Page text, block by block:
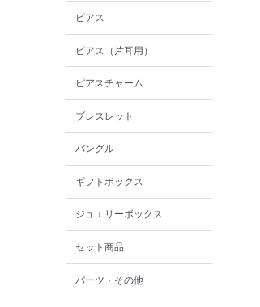
ピアス
ピアス（片耳用）
ピアスチャーム
ブレスレット
バングル
ギフトボックス
ジュエリーボックス
セット商品
パーツ・その他